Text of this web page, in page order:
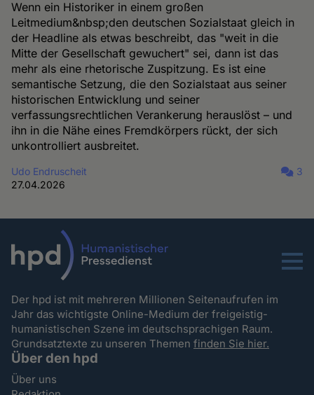
Wenn ein Historiker in einem großen
Leitmedium&nbsp;den deutschen Sozialstaat gleich in
der Headline als etwas beschreibt, das "weit in die
Mitte der Gesellschaft gewuchert" sei, dann ist das
mehr als eine rhetorische Zuspitzung. Es ist eine
semantische Setzung, die den Sozialstaat aus seiner
historischen Entwicklung und seiner
verfassungsrechtlichen Verankerung herauslöst – und
ihn in die Nähe eines Fremdkörpers rückt, der sich
unkontrolliert ausbreitet.
Udo Endruscheit
27.04.2026
3
Menu
Der hpd ist mit mehreren Millionen Seitenaufrufen im
Jahr das wichtigste Online-Medium der freigeistig-
humanistischen Szene im deutschsprachigen Raum.
Grundsatztexte zu unseren Themenfinden Sie hier.
Über den hpd
Über uns